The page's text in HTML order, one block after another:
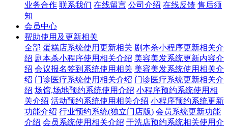
业务合作 联系我们 在线留言 公司介绍 在线反馈 售后须
知
会员中心
帮助使用及更新相关
全部 蛋糕店系统使用更新相关 剧本杀小程序更新相关介
绍 剧本杀小程序使用相关介绍 美容美发系统更新内容介
绍 会议报名签到系统使用相关 美容美发系统使用相关介
绍 门诊医疗系统使用相关介绍 门诊医疗系统更新相关介
绍 场馆,场地预约系统使用介绍 小程序预约系统使用相
关介绍 活动预约系统使用相关介绍 小程序预约系统更新
功能介绍 行业预约系统(独立门店版) 会员系统更新功能
介绍 会员系统使用相关介绍 干洗店预约系统相关使用介